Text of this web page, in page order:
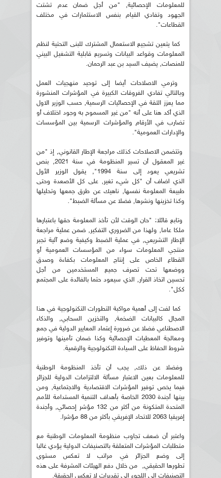
للمعلومات الإحصائية, "من أجل ضمان عدم تشتت
الجهود وتفادي القيام بنفس الاستثمارات في مختلف
القطاعات".
كما يتعين تشجيع الاستعمال المشترك للبنى التحتية لنظم
المعلومات وقواعد البيانات وتسريع قابلية التشغيل البيني
للمنصات, يضيف السيد بن عبد الرحمان.
وترمي الاصلاحات أيضا إلى توحيد منهجيات العمل
وبالتالي تفادي الفروقات الكبيرة في المؤشرات المنشورة
مما يعزز الثقة في الإحصائيات الرسمية, حسب الوزير الاول
الذي أكد هنا على أنه "من غير المسموح به وجود اختلاف أو
تضارب في الأرقام والمؤشرات الرسمية بين المؤسسات
والإدارات العمومية".
وتتضمن الاصلاحات كذلك مراجعة الإطار القانوني, إذ "من
غير المعقول أن تسير المنظومة في سنة 2021, بنص
تشريعي يعود إلى سنة 1994", يقول الوزير الأول
الذي اضاف أن "كل شيء تغير, على كل الأصعدة وحتى
طبيعة المعلومة نفسها, ناهيك عن طرق جمعها وتحليلها
وكذا تخزينها ونشرها, فضلا عن مسألة الضبط".
وتابع قائلا: "حان الوقت لأن تأخذ المعلومة حقها باعتبارها
ملكا عاما, ولهذا من الضروري التفكير, ضمن عملية مراجعة
الإطار التشريعي, في عملية الضبط وكيفية وضع آلية تجبر
منتجي المعلومات سواء من المؤسسات العمومية أو
القطاع الخاص على إنتاج المعلومات بكفاءة وصدق
ووضعها تحت تصرف جميع المستخدمين من أجل
تحسين اتخاذ القرار, الذي سيعود حتما بالفائدة على المجتمع
ككل".
كما لفت إلى أهمية مواكبة التطورات التكنولوجية في هذا
المجال كالبيانات الضخمة, والتخزين السحابي, والذكاء
الاصطناعي فضلا عن ضرورة إعتماد المعايير الدولية في جمع
ومعالجة المعطيات الإحصائية وكذا ضمان تأمينها وتوفير
شروط الحفاظ على السيادة التكنولوجية والرقمية.
وفضلا عن ذلك, يجب أن تأخذ المنظومة الوطنية
للمعلومات بعين الاعتبار مسألة الالتزامات الدولية للجزائر
فيما يخص توفير المؤشرات الاقتصادية والاجتماعية, ومن
بينها أجندة 2030 الخاصة بأهداف التنمية المستدامة للأمم
المتحدة المتكونة من أكثر من 132 مؤشر إحصائي, وأجندة
إفريقيا 2063 للاتحاد الإفريقي بأكثر من 88 مؤشرا.
واعتبر أن ضعف تجاوب منظومة المعلومات الوطنية مع
متطلبات المؤشرات المتعلقة بالتصنيفات الدولية يؤدي غالبا
إلى وضع الجزائر في مراتب لا تعكس مستوى
تطورها الحقيقي, من خلال دفع الهيئات المشرفة على هذه
التصنيفات إلى اللجوء إلى تقديرات لا تعكس الحقيقة.